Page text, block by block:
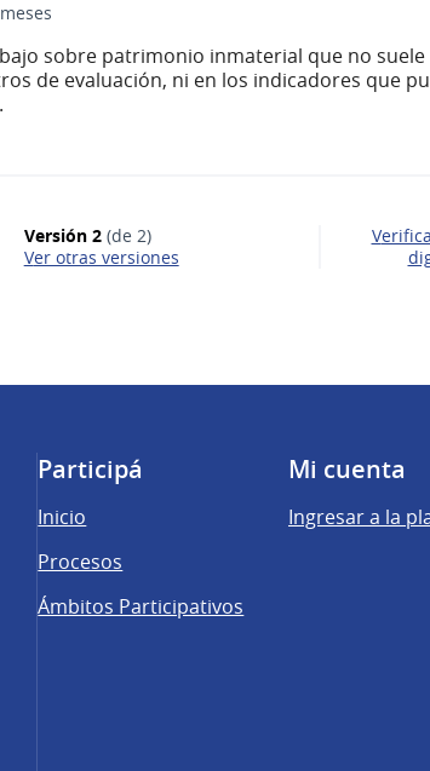
sobre patrimonio inmaterial que no
de evaluación, ni en los indicadores que
Versión 2(de 2)
ver otras versiones
Verificar huella
pestaña nueva)
Participá
Inicio
Procesos
Ámbitos Participativos
Mi cuenta
Ingresar a la